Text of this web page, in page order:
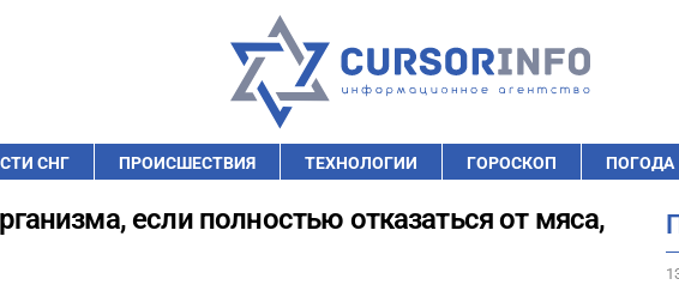
СНГ ПРОИСШЕСТВИЯ ТЕХНОЛОГИИ ГОРОСКОП ПОГОДА
если полностью отказаться от мяса,